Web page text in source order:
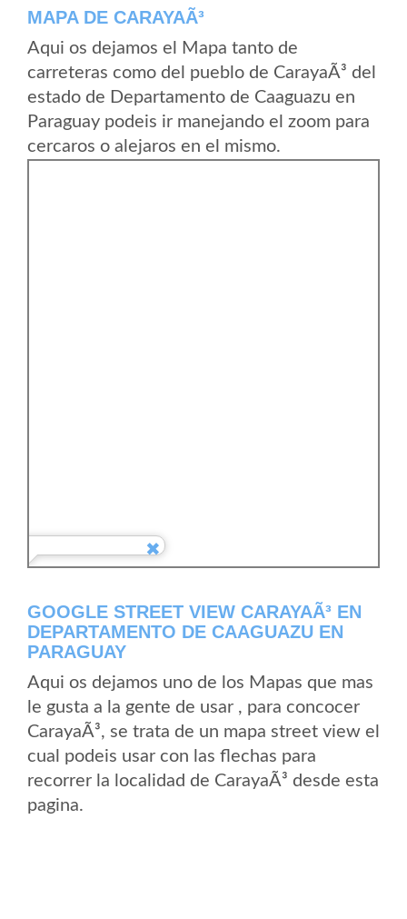
MAPA DE CARAYAÃ³
Aqui os dejamos el Mapa tanto de
carreteras como del pueblo de CarayaÃ³ del
estado de Departamento de Caaguazu en
Paraguay podeis ir manejando el zoom para
cercaros o alejaros en el mismo.
GOOGLE STREET VIEW CARAYAÃ³ EN
DEPARTAMENTO DE CAAGUAZU EN
PARAGUAY
Aqui os dejamos uno de los Mapas que mas
le gusta a la gente de usar , para concocer
CarayaÃ³, se trata de un mapa street view el
cual podeis usar con las flechas para
recorrer la localidad de CarayaÃ³ desde esta
pagina.